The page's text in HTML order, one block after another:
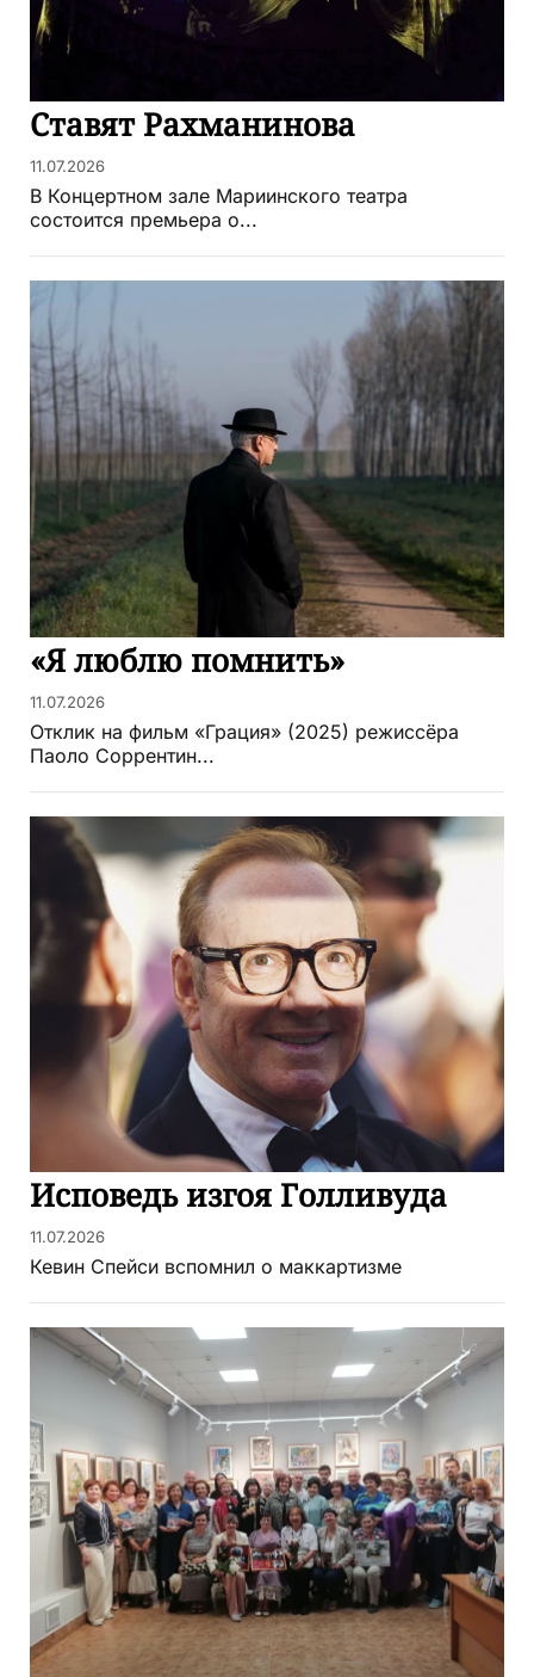
Ставят Рахманинова
11.07.2026
В Концертном зале Мариинского театра
состоится премьера о...
«Я люблю помнить»
11.07.2026
Отклик на фильм «Грация» (2025) режиссёра
Паоло Соррентин...
Исповедь изгоя Голливуда
11.07.2026
Кевин Спейси вспомнил о маккартизме